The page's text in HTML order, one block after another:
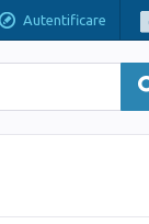
Autentificare